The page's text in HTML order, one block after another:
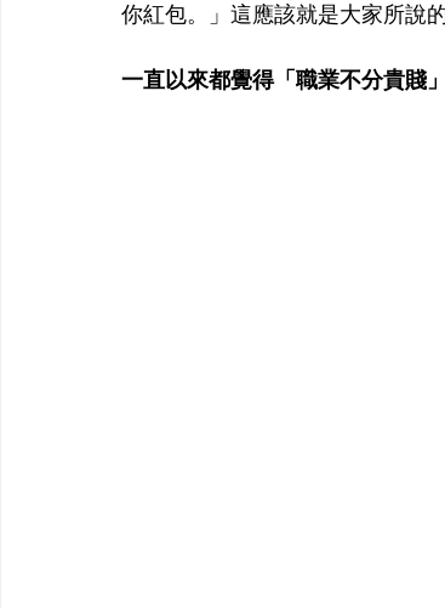
你紅包。」這應該就是大家所說
一直以來都覺得「職業不分貴賤